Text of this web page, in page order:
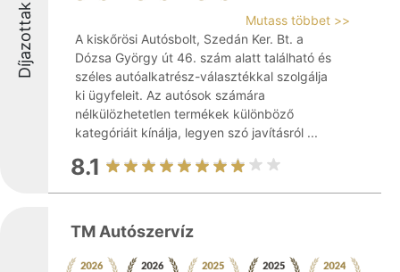
Díjazottak
Mutass többet >>
A kiskőrösi Autósbolt, Szedán Ker. Bt. a
Dózsa György út 46. szám alatt található és
széles autóalkatrész-választékkal szolgálja
ki ügyfeleit. Az autósok számára
nélkülözhetetlen termékek különböző
kategóriáit kínálja, legyen szó javításról ...
8.1
TM Autószervíz